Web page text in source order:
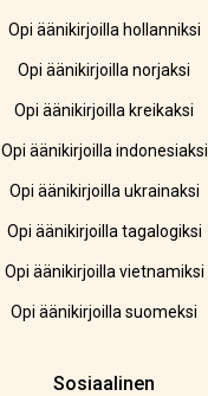
Opi äänikirjoilla hollanniksi
Opi äänikirjoilla norjaksi
Opi äänikirjoilla kreikaksi
Opi äänikirjoilla indonesiaksi
Opi äänikirjoilla ukrainaksi
Opi äänikirjoilla tagalogiksi
Opi äänikirjoilla vietnamiksi
Opi äänikirjoilla suomeksi
Sosiaalinen